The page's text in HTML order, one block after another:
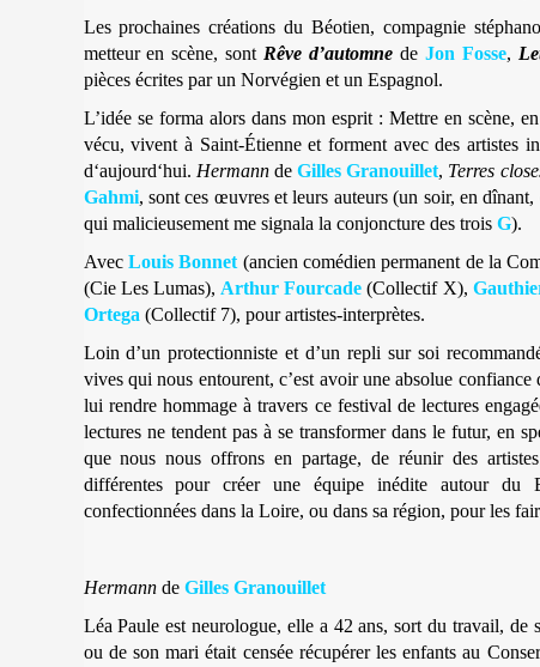
Les prochaines créations du Béotien, compagnie
metteur en scène, sont Rêve d’automne de Jon Fosse,
pièces écrites par un Norvégien et un Espagnol.
L’idée se forma alors dans mon esprit : Mettre en scène,
vécu, vivent à Saint-Étienne et forment avec des artistes
d‘aujourd‘hui. Hermann deGillesGranouillet, Terres
Gahmi, sont ces œuvres et leurs auteurs (un soir, en
qui malicieusement me signala la conjoncture des trois G).
Avec Louis Bonnet (ancien comédien permanent de la
(Cie Les Lumas), Arthur Fourcade (Collectif X),
Ortega (Collectif 7), pour artistes-interprètes.
Loin d’un protectionniste et d’un repli sur soi
vives qui nous entourent, c’est avoir une absolue
lui rendre hommage à travers ce festival de lectures
lectures ne tendent pas à se transformer dans le futur, en
que nous nous offrons en partage, de réunir des
différentes pour créer une équipe inédite autour du
confectionnées dans la Loire, ou dans sa région, pour les
Hermann de Gilles Granouillet
Léa Paule est neurologue, elle a 42 ans, sort du travail, de
ou de son mari était censée récupérer les enfants au